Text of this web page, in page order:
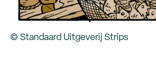
© Standaard Uitgeverij Strips